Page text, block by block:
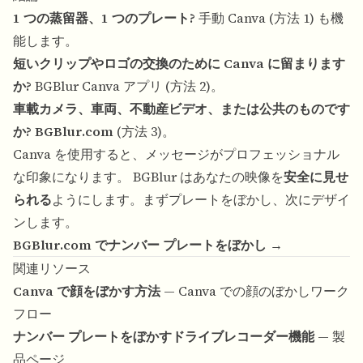
1 つの蒸留器、1 つのプレート? 手動 Canva (方法 1) も機
能します。
短いクリップやロゴの交換のために Canva に留まります
か? BGBlur Canva アプリ (方法 2)。
車載カメラ、車両、不動産ビデオ、または公共のものです
か? BGBlur.com (方法 3)。
Canva を使用すると、メッセージがプロフェッショナル
な印象になります。 BGBlur はあなたの映像を安全に見せ
られるようにします。まずプレートをぼかし、次にデザイ
ンします。
BGBlur.com でナンバー プレートをぼかし →
関連リソース
Canva で顔をぼかす方法— Canva での顔のぼかしワーク
フロー
ナンバー プレートをぼかすドライブレコーダー機能— 製
品ページ